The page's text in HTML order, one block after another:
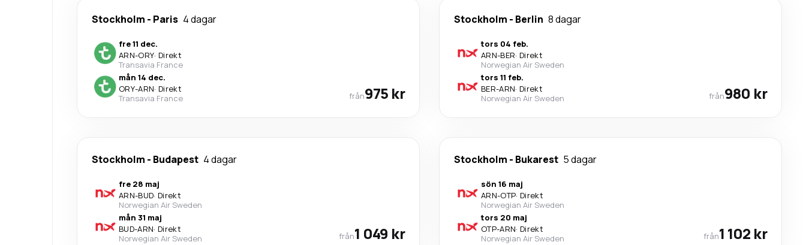
Stockholm - Paris 4 dagar
fre 11 dec.
ARN-ORY· Direkt
Transavia France
mån 14 dec.
ORY-ARN· Direkt
Transavia France
från975 kr
Stockholm - Berlin 8 dagar
tors 04 feb.
ARN-BER· Direkt
Norwegian Air Sweden
tors 11 feb.
BER-ARN· Direkt
Norwegian Air Sweden
från980 kr
Stockholm - Budapest 4 dagar
fre 28 maj
ARN-BUD· Direkt
Norwegian Air Sweden
mån 31 maj
BUD-ARN· Direkt
Norwegian Air Sweden
från1 049 kr
Stockholm - Bukarest 5 dagar
sön 16 maj
ARN-OTP· Direkt
Norwegian Air Sweden
tors 20 maj
OTP-ARN· Direkt
Norwegian Air Sweden
från1 102 kr